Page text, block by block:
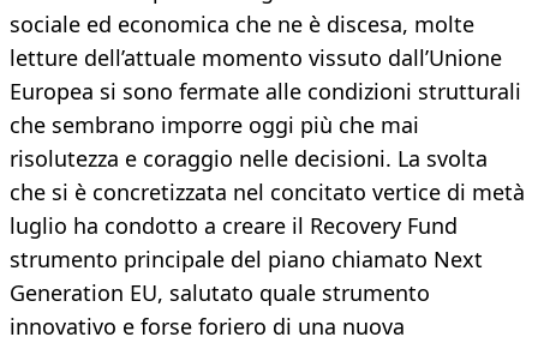
sociale ed economica che ne è discesa, molte
letture dell’attuale momento vissuto dall’Unione
Europea si sono fermate alle condizioni strutturali
che sembrano imporre oggi più che mai
risolutezza e coraggio nelle decisioni. La svolta
che si è concretizzata nel concitato vertice di metà
luglio ha condotto a creare il Recovery Fund
strumento principale del piano chiamato Next
Generation EU, salutato quale strumento
innovativo e forse foriero di una nuova